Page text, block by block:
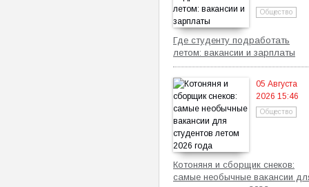
Общество
Где студенту подработать
летом: вакансии и зарплаты
05 Августа
2026 15:46
Общество
Котоняня и сборщик снеков:
самые необычные вакансии